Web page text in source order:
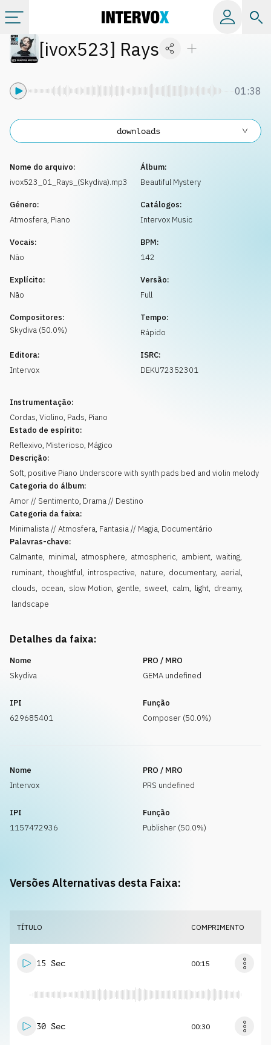
Tópicos
Todos os álbuns
Playlists
[ivox523] Rays
01:38
Nome do arquivo:
ivox523_01_Rays_(Skydiva).mp3
Álbum:
Beautiful Mystery
Género:
Atmosfera, Piano
Catálogos:
Intervox Music
Vocais:
Não
BPM:
142
Explícito:
Não
Versão:
Full
Compositores:
Skydiva (50.0%)
Tempo:
Rápido
Editora:
Intervox
ISRC:
DEKU72352301
Instrumentação:
Cordas, Violino, Pads, Piano
Estado de espírito:
Reflexivo, Misterioso, Mágico
Descrição:
Soft, positive Piano Underscore with synth pads bed and violin melody
Categoria do álbum:
Amor // Sentimento, Drama // Destino
Categoria da faixa:
Minimalista // Atmosfera, Fantasia // Magia, Documentário
Palavras-chave:
Calmante, minimal, atmosphere, atmospheric, ambient, waiting,
ruminant, thoughtful, introspective, nature, documentary, aerial,
clouds, ocean, slow Motion, gentle, sweet, calm, light, dreamy,
landscape
downloads
Detalhes da faixa:
Nome
Skydiva
PRO / MRO
GEMA undefined
IPI
629685401
Função
Composer (50.0%)
Nome
Intervox
PRO / MRO
PRS undefined
IPI
1157472936
Função
Publisher (50.0%)
Versões Alternativas desta Faixa:
TÍTULO COMPRIMENTO
15 Sec 00:15
30 Sec 00:30